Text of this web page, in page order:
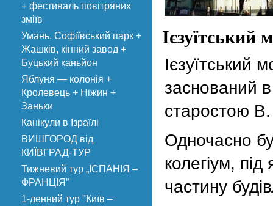
+ фестиваль повітряних
зміїв
Умань, Софіївський парк +
Жашків, кінний завод +
Буцький каньйон
Яблуня — колонія +
Кролевець + Ніжин +
Заньки
Канікули в Ізраїлі
ВИШГОРОД від
КИЇВГРАД-ТУР
Тижневий тур „ІСПАНІЯ –
ФРАНЦІЯ”
1-денний тур "Київ –
Ієзуїтський
Ієзуїтський
заснований
старостою
Одночасно
колегіум,
частину